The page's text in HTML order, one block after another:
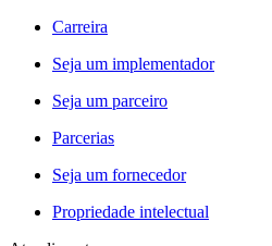
Carreira
Seja um implementador
Seja um parceiro
Parcerias
Seja um fornecedor
Propriedade intelectual